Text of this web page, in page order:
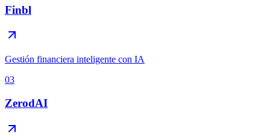
Finbl
Gestión financiera inteligente con IA
03
ZerodAI